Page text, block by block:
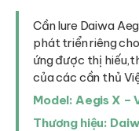
AEGIS
VietNam
Special
Edition
lượng
Cần lure Daiwa
phát triển riêng
ứng được thị
của các cần thủ
Model: Aegis X –
Thương hiệu: